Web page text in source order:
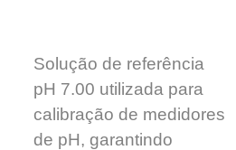
Solução de referência
pH 7.00 utilizada para
calibração de medidores
de pH, garantindo